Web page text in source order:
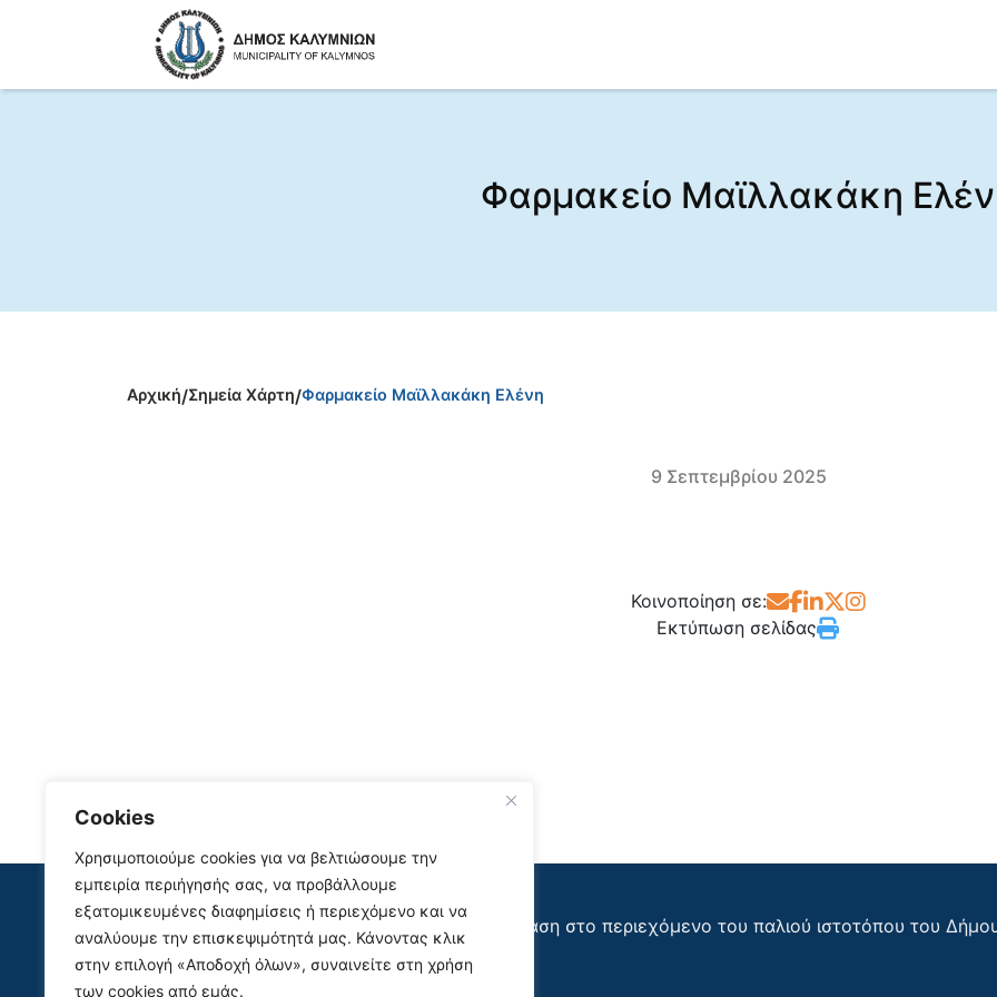
Cookies
Χρησιμοποιούμε cookies για να βελτιώσουμε την
εμπειρία περιήγησής σας, να προβάλλουμε
εξατομικευμένες διαφημίσεις ή περιεχόμενο και να
αναλύουμε την επισκεψιμότητά μας. Κάνοντας κλικ
στην επιλογή «Αποδοχή όλων», συναινείτε στη χρήση
των cookies από εμάς.
Φαρμακείο Μαϊλλακάκη
Αρχική/Σημεία Χάρτη/Φαρμακείο Μαϊλλακάκη Ελένη
9 Σεπτεμβρίου 2025
Κοινοποίηση σε:
Εκτύπωση σελίδας
Site Map
Δήμος
Ενημέρωση
Κέντρο Υπηρεσιών
Ο Τόπος μας
Επικοινωνία
Πρόσβαση στο περιεχόμενο του παλιού ιστοτόπου του